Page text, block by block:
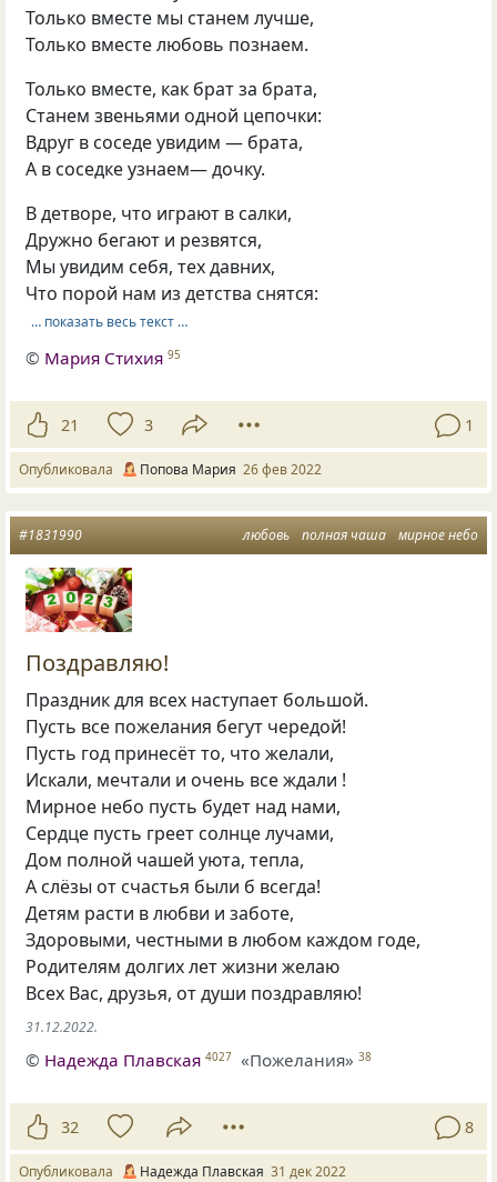
Только вместе мы станем лучше,
Только вместе любовь познаем.
Только вместе, как брат за брата,
Станем звеньями одной цепочки:
Вдруг в соседе увидим — брата,
А в соседке узнаем— дочку.
В детворе, что играют в салки,
Дружно бегают и резвятся,
Мы увидим себя, тех давних,
Что порой нам из детства снятся:
… показать весь текст …
© Мария Стихия 95
21 3 1
Опубликовала Попова Мария 26 фев 2022
любовь полная чаша мирное небо
#1831990
Поздравляю!
Праздник для всех наступает большой.
Пусть все пожелания бегут чередой!
Пусть год принесёт то, что желали,
Искали, мечтали и очень все ждали !
Мирное небо пусть будет над нами,
Сердце пусть греет солнце лучами,
Дом полной чашей уюта, тепла,
А слёзы от счастья были б всегда!
Детям расти в любви и заботе,
Здоровыми, честными в любом каждом годе,
Родителям долгих лет жизни желаю
Всех Вас, друзья, от души поздравляю!
31.12.2022.
© Надежда Плавская 4027 «Пожелания» 38
32 8
Опубликовала Надежда Плавская 31 дек 2022